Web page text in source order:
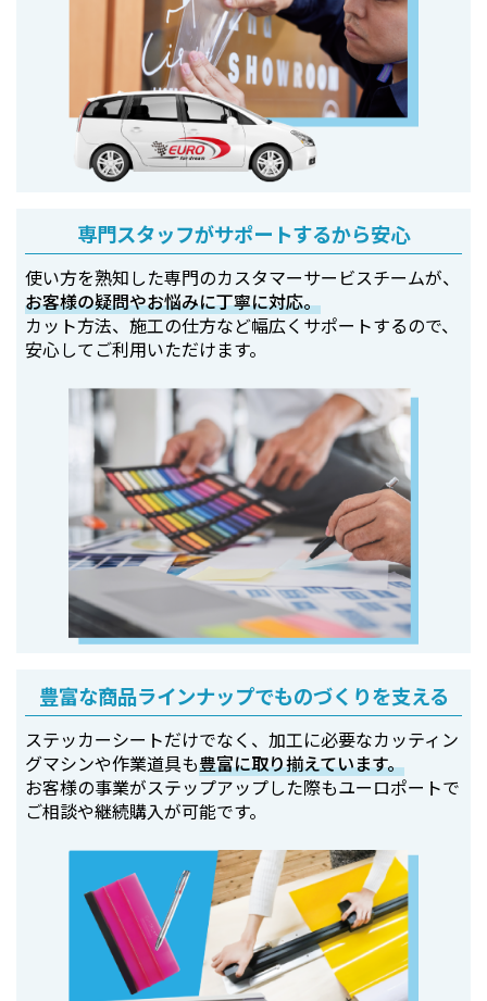
専門スタッフがサポートするから安心
使い方を熟知した専門のカスタマーサービスチームが、
お客様の疑問やお悩みに丁寧に対応。
カット方法、施工の仕方など幅広くサポートするので、
安心してご利用いただけます。
豊富な商品ラインナップでものづくりを支える
ステッカーシートだけでなく、加工に必要なカッティン
グマシンや作業道具も豊富に取り揃えています。
お客様の事業がステップアップした際もユーロポートで
ご相談や継続購入が可能です。